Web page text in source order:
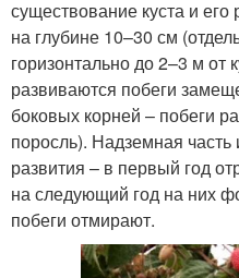
существование куста и
на глубине 10–30 см
горизонтально до 2–3 м от
развиваются побеги
боковых корней – побеги
поросль). Надземная часть
развития – в первый год
на следующий год на них
побеги отмирают.